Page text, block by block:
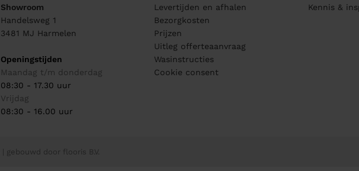
Showroom
Handelsweg 1
3481 MJ Harmelen
Openingstijden
Maandag t/m donderdag
08:30 - 17.30 uur
Vrijdag
08:30 - 16.00 uur
Levertijden en afhalen
Bezorgkosten
Prijzen
Uitleg offerteaanvraag
Wasinstructies
Cookie consent
Kennis &
| gebouwd door flooris B.V.